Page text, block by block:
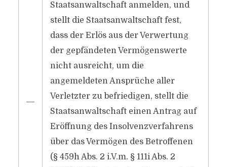
―
Staatsanwaltschaft anmelden, und
stellt die Staatsanwaltschaft fest,
dass der Erlös aus der Verwertung
der gepfändeten Vermögenswerte
nicht ausreicht, um die
angemeldeten Ansprüche aller
Verletzter zu befriedigen, stellt die
Staatsanwaltschaft einen Antrag auf
Eröffnung des Insolvenzverfahrens
über das Vermögen des Betroffenen
(§ 459h Abs. 2 i.V.m. § 111i Abs. 2